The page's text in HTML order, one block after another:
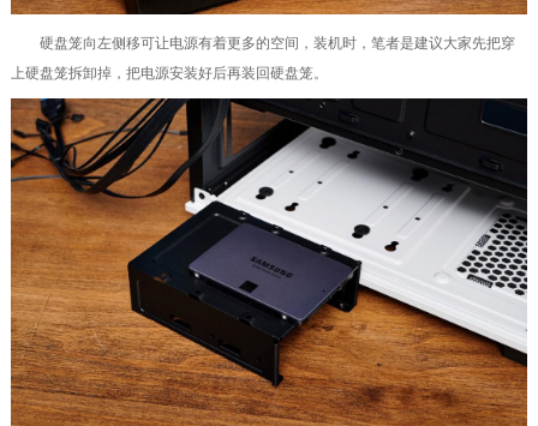
硬盘笼向左侧移可让电源有着更多的空间，装机时，笔者是建议大家先把穿
上硬盘笼拆卸掉，把电源安装好后再装回硬盘笼。